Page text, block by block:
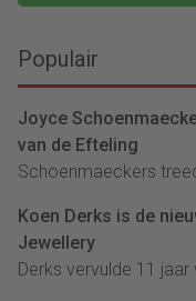
Populair
Joyce
van de Efteling
Schoenmaeckers
Koen Derks is de
Jewellery
Derks vervulde 11 jaar